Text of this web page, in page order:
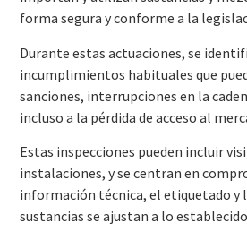
forma segura y conforme a la
Durante estas actuaciones, se
incumplimientos habituales que
sanciones, interrupciones en la
incluso a la pérdida de acceso al
Estas inspecciones pueden incluir
instalaciones, y se centran en
información técnica, el etiquetado y
sustancias se ajustan a lo